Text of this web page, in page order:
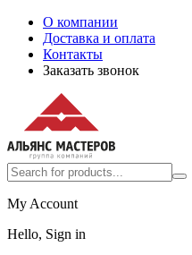
О компании
Доставка и оплата
Контакты
Заказать звонок
My Account
Hello, Sign in